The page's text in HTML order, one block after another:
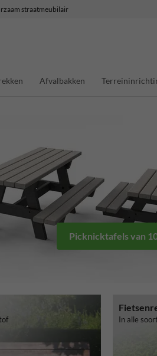
straatmeubilair
Afvalbakken
Picknicktafels van
In alle